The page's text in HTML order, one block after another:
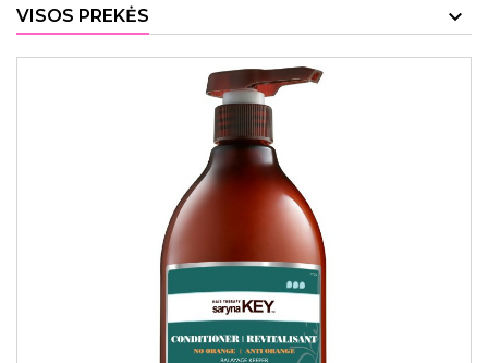
VISOS PREKĖS